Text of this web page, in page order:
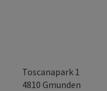
Toscanapark 1
4810 Gmunden